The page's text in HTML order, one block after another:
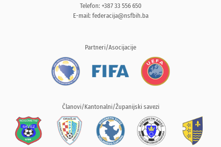
Telefon: +387 33 556 650
E-mail: federacija@nsfbih.ba
Partneri/Asocijacije
Članovi/Kantonalni/Županijski savezi